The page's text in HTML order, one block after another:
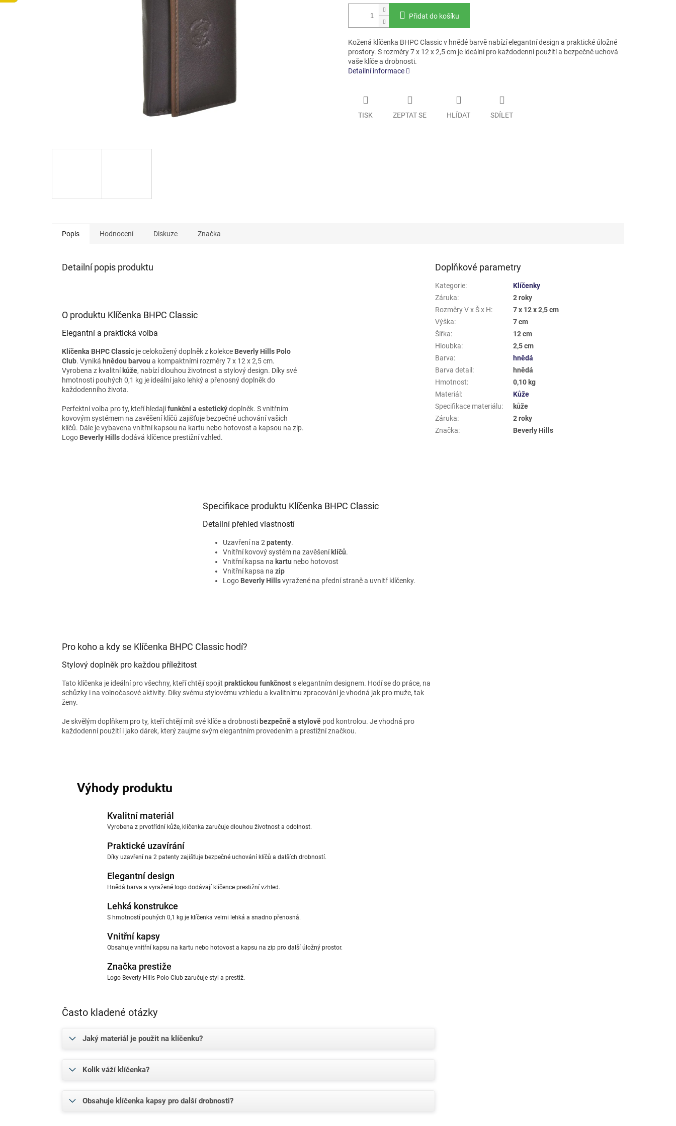
Přidat do košíku
Kožená klíčenka BHPC Classic v hnědé barvě nabízí elegantní design a praktické úložné
prostory. S rozměry 7 x 12 x 2,5 cm je ideální pro každodenní použití a bezpečně uchová
vaše klíče a drobnosti.
Detailní informace
TISK ZEPTAT SE HLÍDAT SDÍLET
Popis Hodnocení Diskuze Značka
Detailní popis produktu
O produktu Klíčenka BHPC Classic
Elegantní a praktická volba
Klíčenka BHPC Classic je celokožený doplněk z kolekce Beverly Hills Polo
Club. Vyniká hnědou barvou a kompaktními rozměry 7 x 12 x 2,5 cm.
Vyrobena z kvalitní kůže, nabízí dlouhou životnost a stylový design. Díky své
hmotnosti pouhých 0,1 kg je ideální jako lehký a přenosný doplněk do
každodenního života.
Perfektní volba pro ty, kteří hledajífunkční a estetickýdoplněk. S vnitřním
kovovým systémem na zavěšení klíčů zajišťuje bezpečné uchování vašich
klíčů. Dále je vybavena vnitřní kapsou na kartu nebo hotovost a kapsou na zip.
Logo Beverly Hillsdodává klíčence prestižní vzhled.
Specifikace produktu Klíčenka BHPC Classic
Detailní přehled vlastností
Uzavření na 2 patenty.
Vnitřní kovový systém na zavěšení klíčů.
Vnitřní kapsa na kartu nebo hotovost
Vnitřní kapsa na zip
Logo Beverly Hillsvyražené na přední straně a uvnitř klíčenky.
Pro koho a kdy se Klíčenka BHPC Classic hodí?
Stylový doplněk pro každou příležitost
Tato klíčenka je ideální pro všechny, kteří chtějí spojit praktickou funkčnost s elegantním designem. Hodí se do práce, na
schůzky i na volnočasové aktivity. Díky svému stylovému vzhledu a kvalitnímu zpracování je vhodná jak pro muže, tak
ženy.
Je skvělým doplňkem pro ty, kteří chtějí mít své klíče a drobnosti bezpečně a stylově pod kontrolou. Je vhodná pro
každodenní použití i jako dárek, který zaujme svým elegantním provedením a prestižní značkou.
Výhody produktu
Kvalitní materiál
Vyrobena z prvotřídní kůže, klíčenka zaručuje dlouhou životnost a odolnost.
Praktické uzavírání
Díky uzavření na 2 patenty zajišťuje bezpečné uchování klíčů a dalších drobností.
Elegantní design
Hnědá barva a vyražené logo dodávají klíčence prestižní vzhled.
Lehká konstrukce
S hmotností pouhých 0,1 kg je klíčenka velmi lehká a snadno přenosná.
Vnitřní kapsy
Obsahuje vnitřní kapsu na kartu nebo hotovost a kapsu na zip pro další úložný prostor.
Značka prestiže
Logo Beverly Hills Polo Club zaručuje styl a prestiž.
Často kladené otázky
Jaký materiál je použit na klíčenku?
Kolik váží klíčenka?
Obsahuje klíčenka kapsy pro další drobnosti?
Doplňkové parametry
Kategorie:
Klíčenky
Záruka:
2 roky
Rozměry V x Š x H:
7 x 12 x 2,5 cm
Výška:
7 cm
Šířka:
12 cm
Hloubka:
2,5 cm
Barva:
hnědá
Barva detail :
hnědá
Hmotnost:
0,10 kg
Materiál :
Kůže
Specifikace materiálu:
kůže
Záruka:
2 roky
Značka: Beverly Hills